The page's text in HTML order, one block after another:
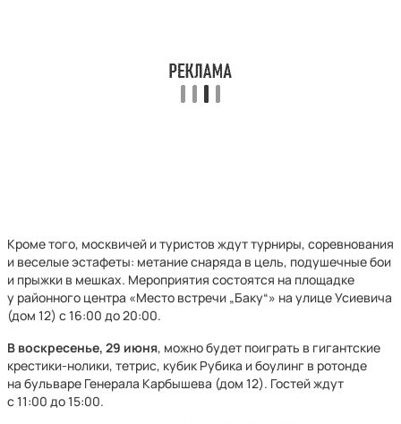
Кроме того, москвичей и туристов ждут турниры, соревнования
и веселые эстафеты: метание снаряда в цель, подушечные бои
и прыжки в мешках. Мероприятия состоятся на площадке
у районного центра «Место встречи „Баку“» на улице Усиевича
(дом 12) с 16:00 до 20:00.
В воскресенье, 29 июня, можно будет поиграть в гигантские
крестики-нолики, тетрис, кубик Рубика и боулинг в ротонде
на бульваре Генерала Карбышева (дом 12). Гостей ждут
с 11:00 до 15:00.